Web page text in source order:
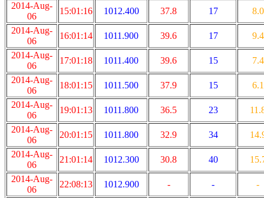
2014-Aug-
06
15:01:16 1012.400 37.8 17
8.0
2014-Aug-
06
16:01:14 1011.900 39.6 17
9.4
2014-Aug-
06
17:01:18 1011.400 39.6 15
7.4
2014-Aug-
06
18:01:15 1011.500 37.9 15
6.1
2014-Aug-
06
19:01:13 1011.800 36.5 23
2014-Aug-
06
20:01:15 1011.800 32.9 34
2014-Aug-
06
21:01:14 1012.300 30.8 40
2014-Aug-
06
22:08:13 1012.900 - -
-